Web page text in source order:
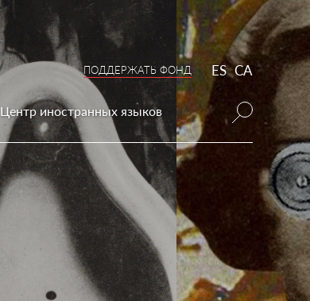
ПОДДЕРЖАТЬ ФОНД ES CA
Центр иностранных языков